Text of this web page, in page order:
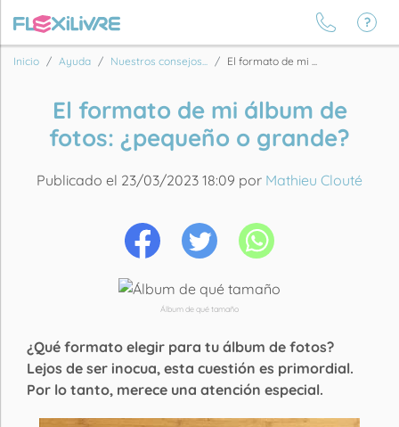
Inicio Ayuda Nuestros consejos... El formato de mi ...
El formato de mi álbum de
fotos: ¿pequeño o grande?
Publicado el 23/03/2023 18:09 por Mathieu Clouté
Álbum de qué tamaño
¿Qué formato elegir para tu álbum de fotos?
Lejos de ser inocua, esta cuestión es primordial.
Por lo tanto, merece una atención especial.